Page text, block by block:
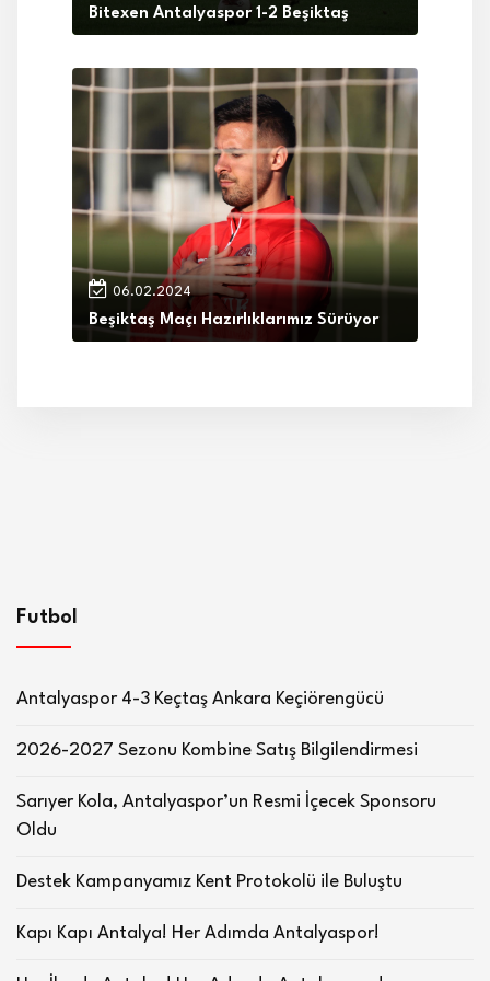
Bitexen Antalyaspor 1-2 Beşiktaş
06.02.2024
Beşiktaş Maçı Hazırlıklarımız Sürüyor
Futbol
Antalyaspor 4-3 Keçtaş Ankara Keçiörengücü
2026-2027 Sezonu Kombine Satış Bilgilendirmesi
Sarıyer Kola, Antalyaspor’un Resmi İçecek Sponsoru
Oldu
Destek Kampanyamız Kent Protokolü ile Buluştu
Kapı Kapı Antalya! Her Adımda Antalyaspor!